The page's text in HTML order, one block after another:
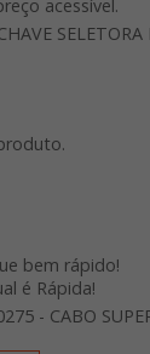
acessível.
bem rápido!
é Rápida!
- CABO